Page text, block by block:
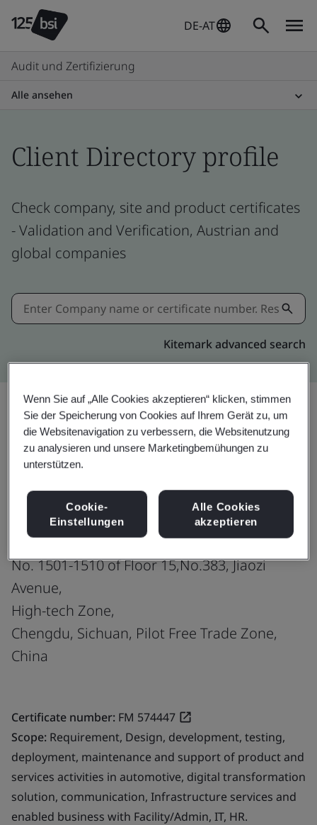
DE-AT
Audit und Zertifizierung
Alle ansehen
Client Directory profile
Check company, site and product certificates
- Validation and Verification, Austrian and
global companies
Kitemark advanced search
Teilen: Upgrade
Harman Connected Services Solutions
(Chengdu) Co. Ltd.
No. 1401-1410 of Floor 14 and
No. 1501-1510 of Floor 15,No.383, Jiaozi
Avenue,
High-tech Zone,
Chengdu, Sichuan, Pilot Free Trade Zone,
China
Certificate number: FM 574447
Scope: Requirement, Design, development, testing,
deployment, maintenance and support of product and
services activities in automotive, digital transformation
solution, communication, Infrastructure services and
enabled business with Facility/Admin, IT, HR.
Wenn Sie auf „Alle Cookies akzeptieren“ klicken, stimmen
Sie der Speicherung von Cookies auf Ihrem Gerät zu, um
die Websitenavigation zu verbessern, die Websitenutzung
zu analysieren und unsere Marketingbemühungen zu
unterstützen.
Cookie-
Einstellungen
Alle Cookies
akzeptieren